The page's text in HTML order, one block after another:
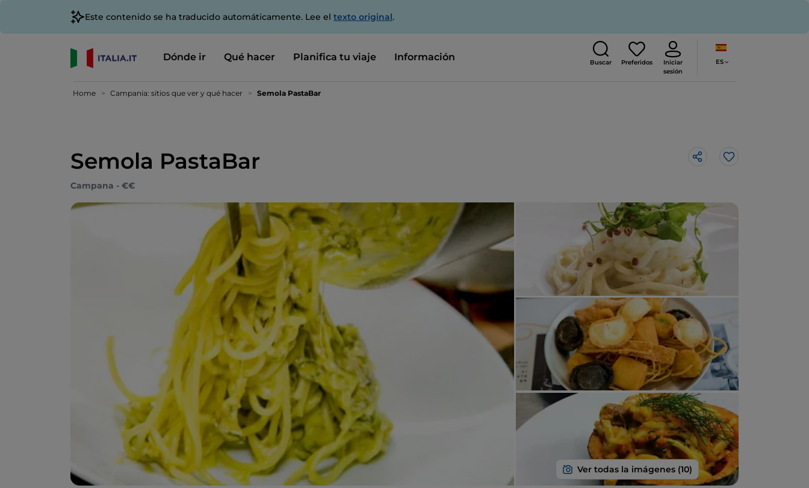
Este contenido se ha traducido automáticamente. Lee el texto original.
Dónde ir Qué hacer Planifica tu viaje Información Buscar Preferidos
Iniciar
sesión
ES
Home Campania: sitios que ver y qué hacer Semola PastaBar
Semola PastaBar Me gusta
Campana - €€